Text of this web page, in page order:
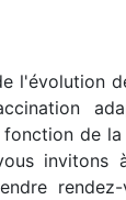
l'évolution
de